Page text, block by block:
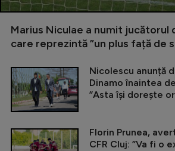
Marius Niculae a numit jucătorul
care reprezintă ”un plus față de
Nicolescu anunță
Dinamo înaintea
”Asta își dorește
Florin Prunea,
CFR Cluj: ”Va fi o